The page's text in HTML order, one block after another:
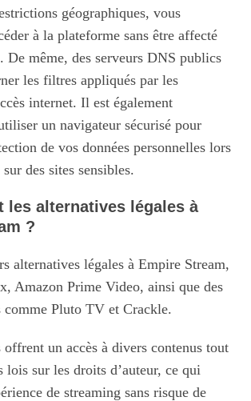
géographiques, vous
à la plateforme sans être affecté
De même, des serveurs DNS publics
les filtres appliqués par les
internet. Il est également
un navigateur sécurisé pour
de vos données personnelles lors
des sites sensibles.
les alternatives légales à
?
alternatives légales à Empire Stream,
Amazon Prime Video, ainsi que des
comme Pluto TV et Crackle.
offrent un accès à divers contenus tout
lois sur les droits d’auteur, ce qui
de streaming sans risque de